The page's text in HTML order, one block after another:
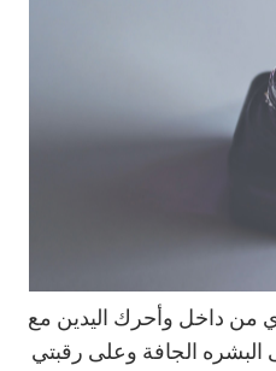
من داخل وأحرك اليدين مع
الجافة وعلى رقبتي